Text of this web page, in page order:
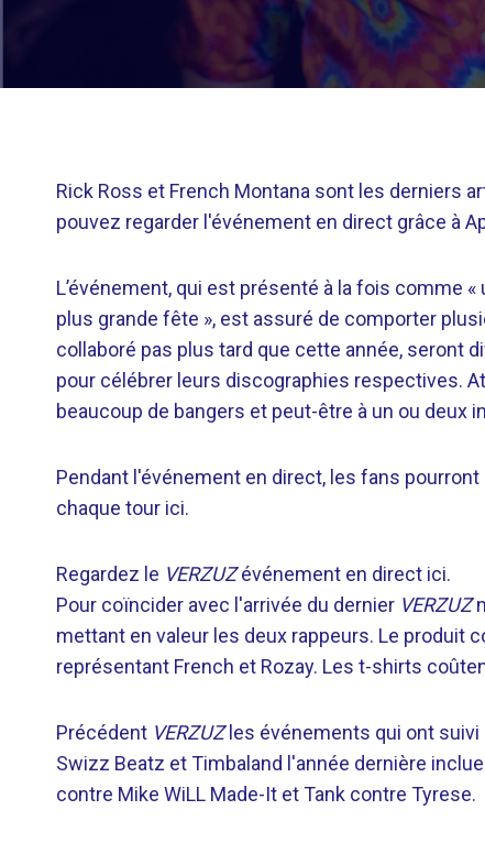
Rick Ross et French Montana sont les derniers
pouvez regarder l'événement en direct grâce à
L’événement, qui est présenté à la fois comme
plus grande fête », est assuré de comporter
collaboré pas plus tard que cette année, seront
pour célébrer leurs discographies respectives.
beaucoup de bangers et peut-être à un ou deux
Pendant l'événement en direct, les fans
chaque tour ici.
Regardez le VERZUZévénement en direct ici.
Pour coïncider avec l'arrivée du dernier VERZUZ
mettant en valeur les deux rappeurs. Le produit
représentant French et Rozay. Les t-shirts
Précédent VERZUZles événements qui ont suivi
Swizz Beatz et Timbaland l'année dernière
contre Mike WiLL Made-It et Tank contre Tyrese.